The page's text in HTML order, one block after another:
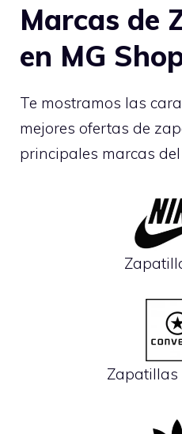
Marcas de
en MG
Te mostramos las
mejores ofertas de
principales marcas del
Zapatillas